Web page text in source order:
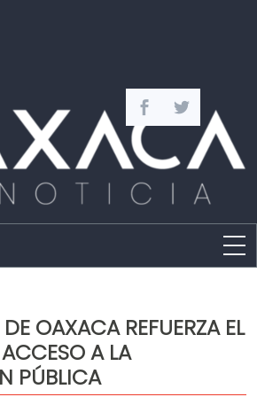
OAXACA REFUERZA EL
A LA
PÚBLICA